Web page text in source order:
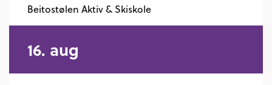
Beitostølen Aktiv & Skiskole
16. aug